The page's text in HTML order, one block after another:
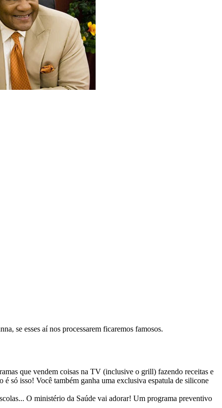
se esses aí nos processarem ficaremos famosos.
que vendem coisas na TV (inclusive o grill) fazendo receitas e
só isso! Você também ganha uma exclusiva espatula de silicone
O ministério da Saúde vai adorar! Um programa preventivo